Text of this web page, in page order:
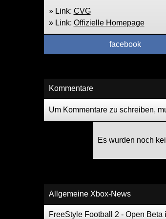
» Link: CVG
» Link: Offizielle Homepage
facebook
Kommentare
Um Kommentare zu schreiben,
Es wurden noch
Allgemeine Xbox-News
FreeStyle Football 2 - Open Beta